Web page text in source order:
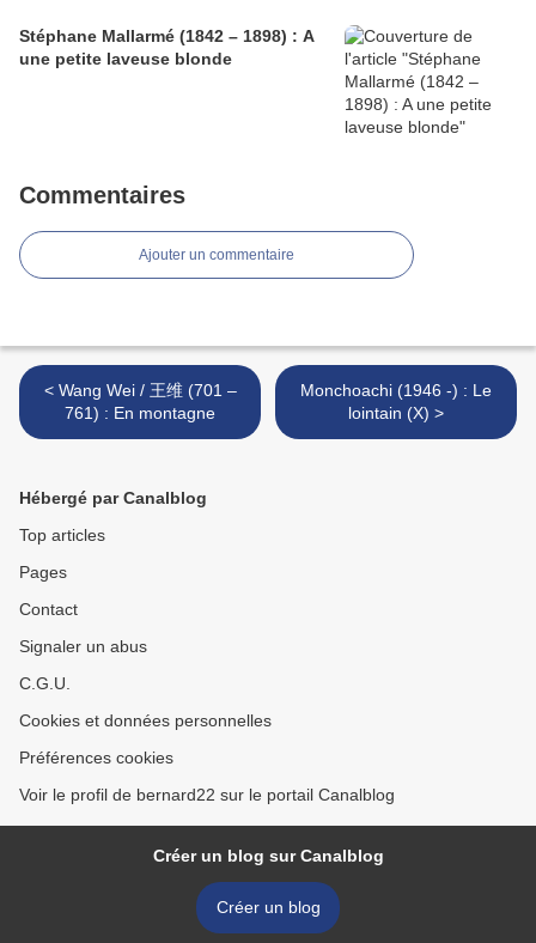
Stéphane Mallarmé (1842 – 1898) : A
une petite laveuse blonde
Commentaires
Ajouter un commentaire
< Wang Wei / 王维 (701 –
761) : En montagne
Monchoachi (1946 -) : Le
lointain (X) >
Hébergé par Canalblog
Top articles
Pages
Contact
Signaler un abus
C.G.U.
Cookies et données personnelles
Préférences cookies
Voir le profil de bernard22 sur le portail Canalblog
Créer un blog sur Canalblog
Créer un blog